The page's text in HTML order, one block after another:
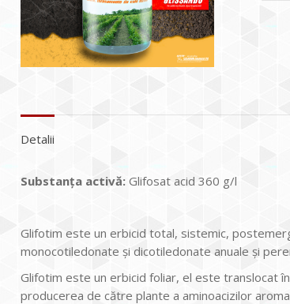
Detalii
Substanța activă: Glifosat acid 360 g/l
Glifotim este un erbicid total, sistemic,
monocotiledonate și dicotiledonate anuale și
Glifotim este un erbicid foliar, el este translocat
producerea de către plante a aminoacizilor